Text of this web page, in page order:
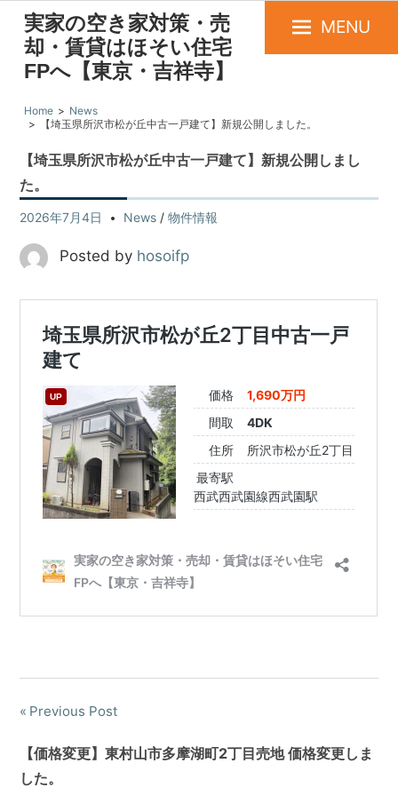
実家の空き家対策・売
却・賃貸はほそい住宅
FPへ【東京・吉祥寺】
MENU
Home
News
【埼玉県所沢市松が丘中古一戸建て】新規公開しました。
【埼玉県所沢市松が丘中古一戸建て】新規公開しまし
た。
2026年7月4日 News/ 物件情報
Posted by hosoifp
Previous Post
【価格変更】東村山市多摩湖町2丁目売地 価格変更しま
した。